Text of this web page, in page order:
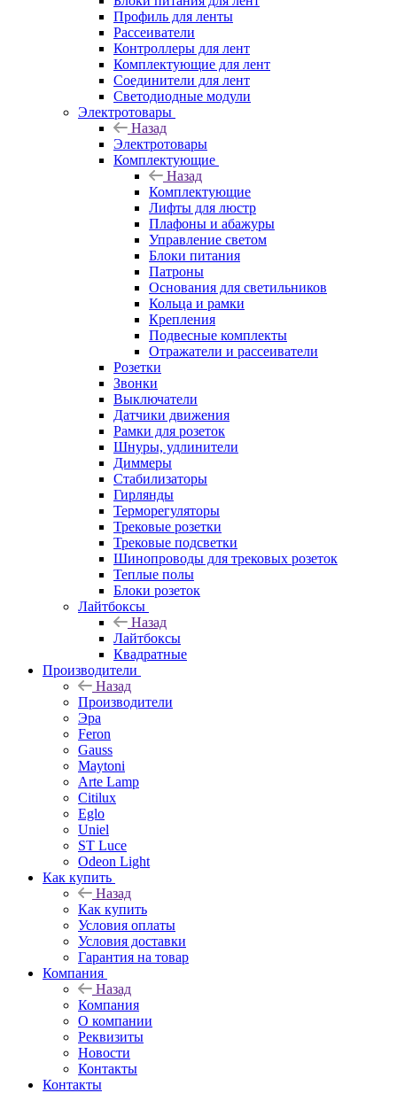
Профиль для ленты
Рассеиватели
Контроллеры для лент
Комплектующие для лент
Соединители для лент
Светодиодные модули
Электротовары
Назад
Электротовары
Комплектующие
Назад
Комплектующие
Лифты для люстр
Плафоны и абажуры
Управление светом
Блоки питания
Патроны
Основания для светильников
Кольца и рамки
Крепления
Подвесные комплекты
Отражатели и рассеиватели
Розетки
Звонки
Выключатели
Датчики движения
Рамки для розеток
Шнуры, удлинители
Диммеры
Стабилизаторы
Гирлянды
Терморегуляторы
Трековые розетки
Трековые подсветки
Шинопроводы для трековых розеток
Теплые полы
Блоки розеток
Лайтбоксы
Назад
Лайтбоксы
Квадратные
Производители
Назад
Производители
Эра
Feron
Gauss
Maytoni
Arte Lamp
Citilux
Eglo
Uniel
ST Luce
Odeon Light
Как купить
Назад
Как купить
Условия оплаты
Условия доставки
Гарантия на товар
Компания
Назад
Компания
О компании
Реквизиты
Новости
Контакты
Контакты